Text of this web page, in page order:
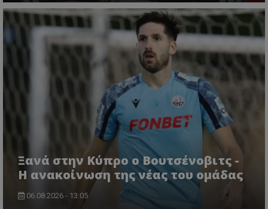
Ξανά στην Κύπρο ο Βουτσένοβιτς -
Η ανακοίνωση της νέας του ομάδας
06.08.2026 - 13:05